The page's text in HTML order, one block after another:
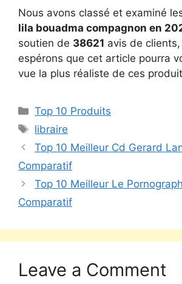
Nous avons classé et examiné
lila bouadma compagnon en
soutien de 38621 avis de
espérons que cet article pourra
vue la plus réaliste de ces
Top 10 Produits
libraire
Top 10 Meilleur Cd Gerard
Comparatif
Top 10 Meilleur Le
Comparatif
Leave a Comment